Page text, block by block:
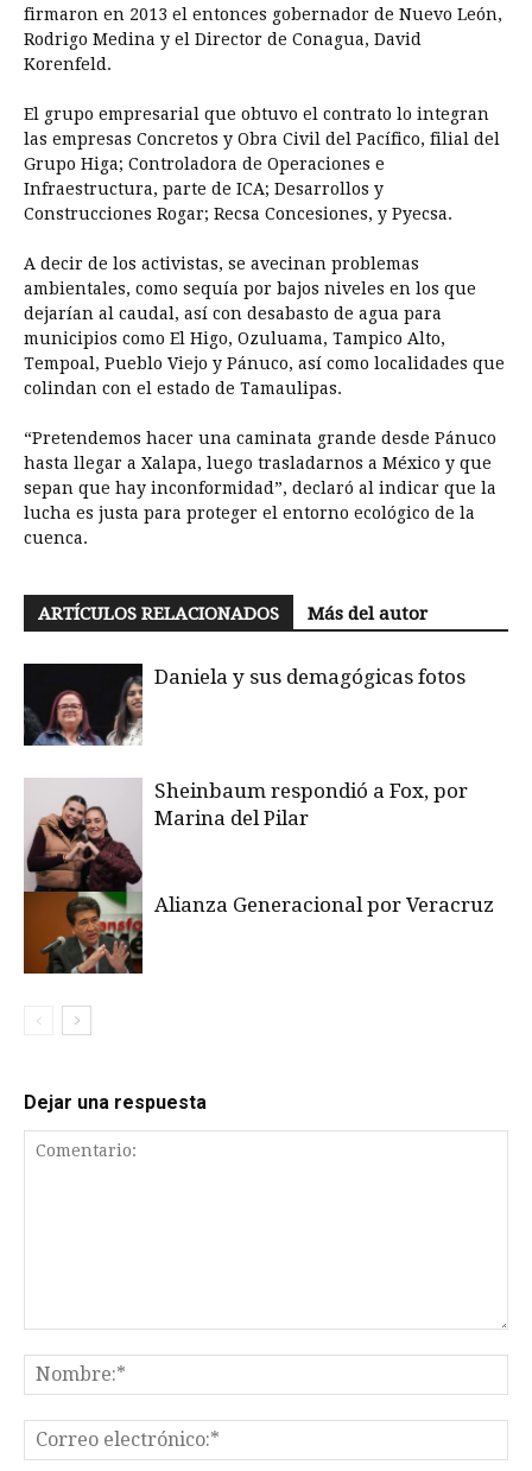
firmaron en 2013 el entonces gobernador de Nuevo León,
Rodrigo Medina y el Director de Conagua, David
Korenfeld.
El grupo empresarial que obtuvo el contrato lo integran
las empresas Concretos y Obra Civil del Pacífico, filial del
Grupo Higa; Controladora de Operaciones e
Infraestructura, parte de ICA; Desarrollos y
Construcciones Rogar; Recsa Concesiones, y Pyecsa.
A decir de los activistas, se avecinan problemas
ambientales, como sequía por bajos niveles en los que
dejarían al caudal, así con desabasto de agua para
municipios como El Higo, Ozuluama, Tampico Alto,
Tempoal, Pueblo Viejo y Pánuco, así como localidades que
colindan con el estado de Tamaulipas.
“Pretendemos hacer una caminata grande desde Pánuco
hasta llegar a Xalapa, luego trasladarnos a México y que
sepan que hay inconformidad”, declaró al indicar que la
lucha es justa para proteger el entorno ecológico de la
cuenca.
ARTÍCULOS RELACIONADOS Más del autor
Daniela y sus demagógicas fotos
Sheinbaum respondió a Fox, por
Marina del Pilar
Alianza Generacional por Veracruz
Dejar una respuesta